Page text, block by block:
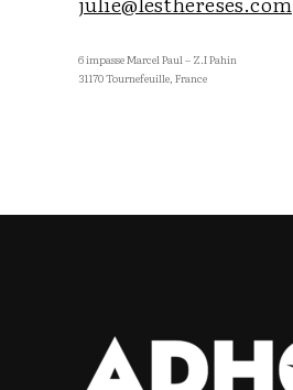
6 impasse Marcel Paul – Z.I Pahin
31170 Tournefeuille, France